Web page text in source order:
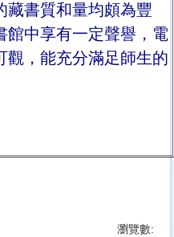
藏書質和量均頗為豐
館中享有一定聲譽，電
觀，能充分滿足師生的
瀏覽數: